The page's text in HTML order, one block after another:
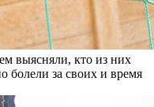
выясняли, кто из них
болели за своих и время